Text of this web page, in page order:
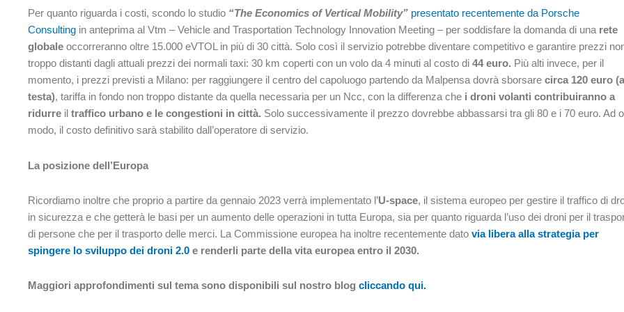
Per quanto riguarda i costi, scondo lo studio “The Economics of Vertical Mobility” presentato recentemente da Porsche
Consulting in anteprima al Vtm – Vehicle and Trasportation Technology Innovation Meeting – per soddisfare la domanda di una rete
globale occorreranno oltre 15.000 eVTOL in più di 30 città. Solo così il servizio potrebbe diventare competitivo e garantire prezzi
troppo distanti dagli attuali prezzi dei normali taxi: 30 km coperti con un volo da 4 minuti al costo di 44 euro. Più alti invece, per il
momento, i prezzi previsti a Milano: per raggiungere il centro del capoluogo partendo da Malpensa dovrà sborsare circa 120 euro (a
testa), tariffa in fondo non troppo distante da quella necessaria per un Ncc, con la differenza che i droni volanti contribuiranno a
ridurre il traffico urbano e le congestioni in città. Solo successivamente il prezzo dovrebbe abbassarsi tra gli 80 e i 70 euro. Ad
modo, il costo definitivo sarà stabilito dall’operatore di servizio.
La posizione dell’Europa
Ricordiamo inoltre che proprio a partire da gennaio 2023 verrà implementato l’U-space, il sistema europeo per gestire il traffico di
in sicurezza e che getterà le basi per un aumento delle operazioni in tutta Europa, sia per quanto riguarda l’uso dei droni per il
di persone che per il trasporto delle merci. La Commissione europea ha inoltre recentemente dato via libera alla strategia per
spingere lo sviluppo dei droni 2.0 e renderli parte della vita europea entro il 2030.
Maggiori approfondimenti sul tema sono disponibili sul nostro blog cliccando qui.